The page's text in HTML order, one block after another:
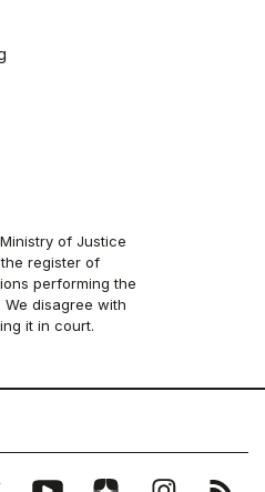
of Justice
register of
performing the
disagree with
it in court.